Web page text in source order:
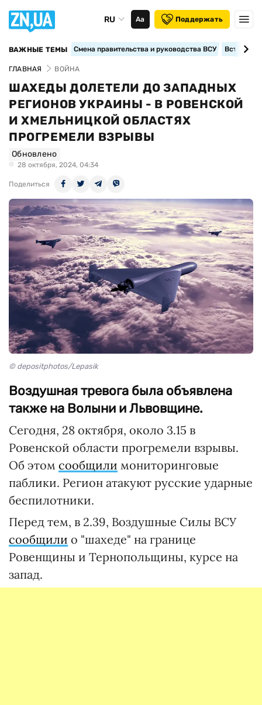
RU Аа Поддержать
ВАЖНЫЕ ТЕМЫ Смена правительства и руководства ВСУ
ГЛАВНАЯ ВОЙНА
ШАХЕДЫ ДОЛЕТЕЛИ ДО ЗАПАДНЫХ
РЕГИОНОВ УКРАИНЫ - В РОВЕНСКОЙ
И ХМЕЛЬНИЦКОЙ ОБЛАСТЯХ
ПРОГРЕМЕЛИ ВЗРЫВЫ
Обновлено
28 октября, 2024, 04:34
Поделиться
© depositphotos/Lepasik
Воздушная тревога была объявлена
также на Волыни и Львовщине.
Сегодня, 28 октября, около 3.15 в
Ровенской области прогремели взрывы.
Об этом сообщили мониторинговые
паблики. Регион атакуют русские ударные
беспилотники.
Перед тем, в 2.39, Воздушные Силы ВСУ
сообщили о "шахеде" на границе
Ровенщины и Тернопольщины, курсе на
запад.